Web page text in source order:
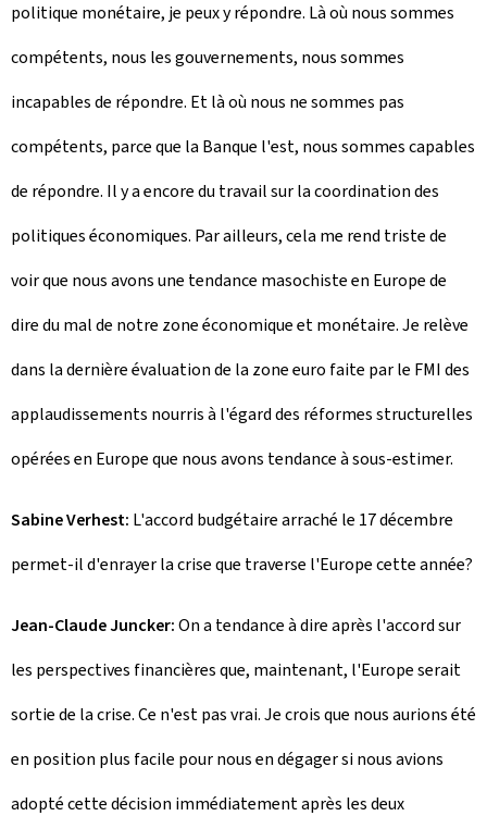
politique monétaire, je peux y répondre. Là où nous sommes
compétents, nous les gouvernements, nous sommes
incapables de répondre. Et là où nous ne sommes pas
compétents, parce que la Banque l'est, nous sommes capables
de répondre. Il y a encore du travail sur la coordination des
politiques économiques. Par ailleurs, cela me rend triste de
voir que nous avons une tendance masochiste en Europe de
dire du mal de notre zone économique et monétaire. Je relève
dans la dernière évaluation de la zone euro faite par le FMI des
applaudissements nourris à l'égard des réformes structurelles
opérées en Europe que nous avons tendance à sous-estimer.
Sabine Verhest: L'accord budgétaire arraché le 17 décembre
permet-il d'enrayer la crise que traverse l'Europe cette année?
Jean-Claude Juncker:On a tendance à dire après l'accord sur
les perspectives financières que, maintenant, l'Europe serait
sortie de la crise. Ce n'est pas vrai. Je crois que nous aurions été
en position plus facile pour nous en dégager si nous avions
adopté cette décision immédiatement après les deux